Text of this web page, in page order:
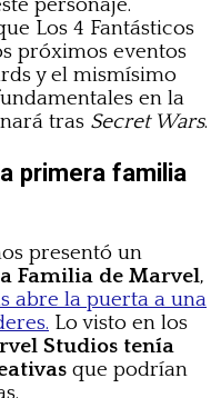
personaje.
Los 4 Fantásticos
próximos eventos
y el mismísimo
en la
tras Secret Wars.
primera familia
presentó un
Familia de Marvel,
abre la puerta a una
Lo visto en los
Studios tenía
que podrían